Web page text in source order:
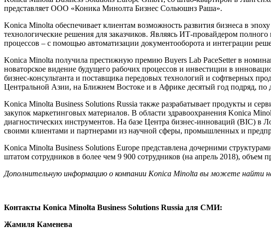
представляет ООО «Коника Минолта Бизнес Сольюшнз Раша».
Konica Minolta обеспечивает клиентам возможность развития бизнеса в
технологические решения для заказчиков. Являясь ИТ-провайдером
процессов – с помощью автоматизации документооборота и интеграции
Konica Minolta получила престижную премию Buyers Lab PaceSetter в
новаторское видение будущего рабочих процессов и инвестиции в
бизнес-консультанта и поставщика передовых технологий и софтверных
Центральной Азии, на Ближнем Востоке и в Африке десятый год подряд, по
Konica Minolta Business Solutions Russia также разрабатывает продукты и
закупок маркетинговых материалов. В области здравоохранения Konica
диагностических инструментов. На базе Центра бизнес-инноваций (BIC) в
своими клиентами и партнерами из научной сферы, промышленных и
Konica Minolta Business Solutions Europe представлена дочерними
штатом сотрудников в более чем 9 900 сотрудников (на апрель 2018),
Дополнительную информацию о компании Konica Minolta вы можете найти
Контакты Konica Minolta Business Solutions Russia для СМИ:
Жамиля Каменева